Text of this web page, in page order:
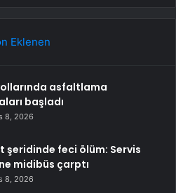
Eklenen
asfaltlama
başladı
8, 2026
şeridinde feci ölüm: Servis
midibüs çarptı
8, 2026